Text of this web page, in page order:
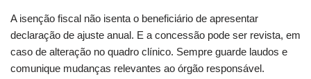
A isenção fiscal não isenta o beneficiário de apresentar
declaração de ajuste anual. E a concessão pode ser revista, em
caso de alteração no quadro clínico. Sempre guarde laudos e
comunique mudanças relevantes ao órgão responsável.